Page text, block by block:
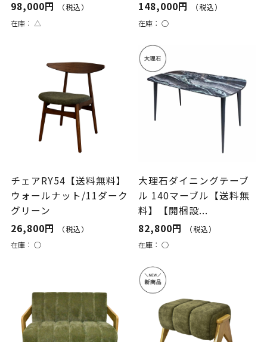
98,000円
（税込）
在庫： △
148,000円
（税込）
在庫：○
チェアRY54【送料無料】
ウォールナット/11ダーク
グリーン
26,800円
（税込）
在庫： ○
大理石ダイニングテーブ
ル 140マーブル【送料無
料】【開梱設...
82,800円
（税込）
在庫：○